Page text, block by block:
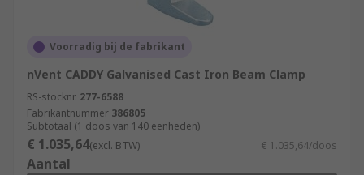
Voorradig bij de fabrikant
nVent CADDY Galvanised Cast Iron Beam Clamp
RS-stocknr. 277-6588
Fabrikantnummer 386805
Subtotaal (1 doos van 140 eenheden)
€ 1.035,64(excl. BTW) € 1.035,64/doos
Aantal